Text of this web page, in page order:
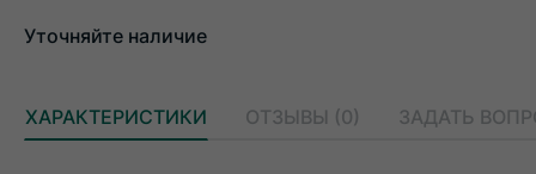
Уточняйте наличие
ХАРАКТЕРИСТИКИ ОТЗЫВЫ (0) ЗАДАТЬ